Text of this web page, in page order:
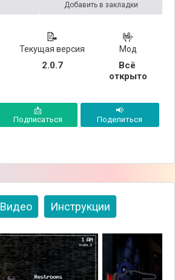
Добавить в закладки
📝
Текущая версия
2.0.7
🤟
Мод
Всё
открыто
📩
Подписаться
📢
Поделиться
Видео Инструкции